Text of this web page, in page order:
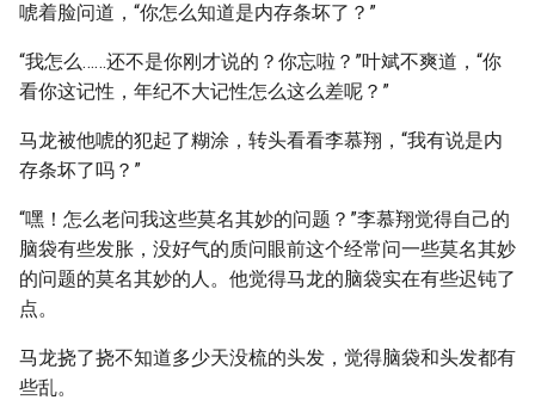
唬着脸问道，“你怎么知道是内存条坏了？”
“我怎么……还不是你刚才说的？你忘啦？”叶斌不爽道，“你
看你这记性，年纪不大记性怎么这么差呢？”
马龙被他唬的犯起了糊涂，转头看看李慕翔，“我有说是内
存条坏了吗？”
“嘿！怎么老问我这些莫名其妙的问题？”李慕翔觉得自己的
脑袋有些发胀，没好气的质问眼前这个经常问一些莫名其妙
的问题的莫名其妙的人。他觉得马龙的脑袋实在有些迟钝了
点。
马龙挠了挠不知道多少天没梳的头发，觉得脑袋和头发都有
些乱。